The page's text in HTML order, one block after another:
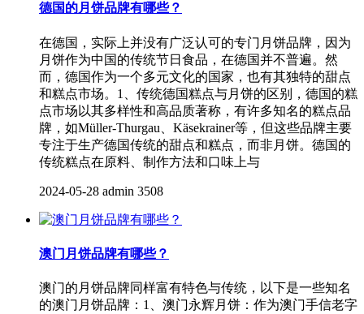
德国的月饼品牌有哪些？
在德国，实际上并没有广泛认可的专门月饼品牌，因为
月饼作为中国的传统节日食品，在德国并不普遍。然
而，德国作为一个多元文化的国家，也有其独特的甜点
和糕点市场。1、传统德国糕点与月饼的区别，德国的糕
点市场以其多样性和高品质著称，有许多知名的糕点品
牌，如Müller-Thurgau、Käsekrainer等，但这些品牌主要
专注于生产德国传统的甜点和糕点，而非月饼。德国的
传统糕点在原料、制作方法和口味上与
2024-05-28 admin 3508
澳门月饼品牌有哪些？
澳门的月饼品牌同样富有特色与传统，以下是一些知名
的澳门月饼品牌：1、澳门永辉月饼：作为澳门手信老字